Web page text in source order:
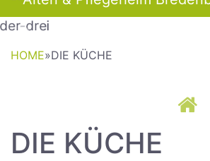
Previous
HOME»DIE KÜCHE
DIE KÜCHE